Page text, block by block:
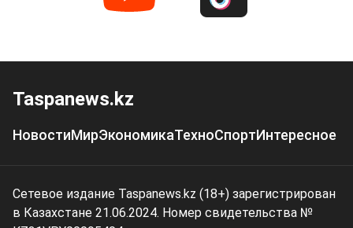
Taspanews.kz
НовостиМирЭкономикаТехноСпортИнтересное
Сетевое издание Taspanews.kz (18+) зарегистрирован
в Казахстане 21.06.2024. Номер свидетельства №